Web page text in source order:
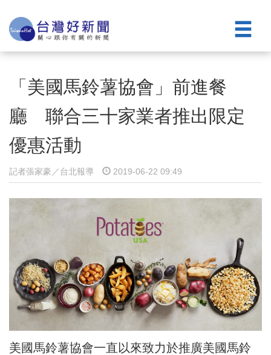
「美國馬鈴薯協會」前進餐
廳 聯合三十家業者推出限定
優惠活動
記者張家豪／台北報導 2019-06-22 09:49
美國馬鈴薯協會一直以來致力於推廣美國馬鈴